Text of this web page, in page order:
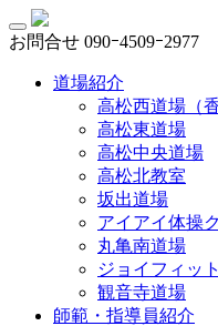
お問合せ 090ｰ4509ｰ2977
道場紹介
高松西道場（
高松東道場
高松中央道場
高松北教室
坂出道場
アイアイ体操
丸亀南道場
ジョイフィッ
観音寺道場
師範・指導員紹介